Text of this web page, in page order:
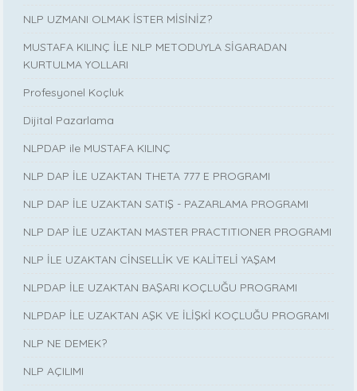
NLP UZMANI OLMAK İSTER MİSİNİZ?
MUSTAFA KILINÇ İLE NLP METODUYLA SİGARADAN
KURTULMA YOLLARI
Profesyonel Koçluk
Dijital Pazarlama
NLPDAP ile MUSTAFA KILINÇ
NLP DAP İLE UZAKTAN THETA 777 E PROGRAMI
NLP DAP İLE UZAKTAN SATIŞ - PAZARLAMA PROGRAMI
NLP DAP İLE UZAKTAN MASTER PRACTITIONER PROGRAMI
NLP İLE UZAKTAN CİNSELLİK VE KALİTELİ YAŞAM
NLPDAP İLE UZAKTAN BAŞARI KOÇLUĞU PROGRAMI
NLPDAP İLE UZAKTAN AŞK VE İLİŞKİ KOÇLUĞU PROGRAMI
NLP NE DEMEK?
NLP AÇILIMI